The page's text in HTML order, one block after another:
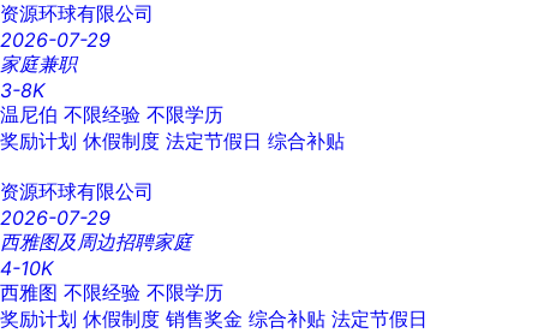
资源环球有限公司
2026-07-29
家庭兼职
3-8K
温尼伯 不限经验 不限学历
奖励计划 休假制度 法定节假日 综合补贴
资源环球有限公司
2026-07-29
西雅图及周边招聘家庭
4-10K
西雅图 不限经验 不限学历
奖励计划 休假制度 销售奖金 综合补贴 法定节假日